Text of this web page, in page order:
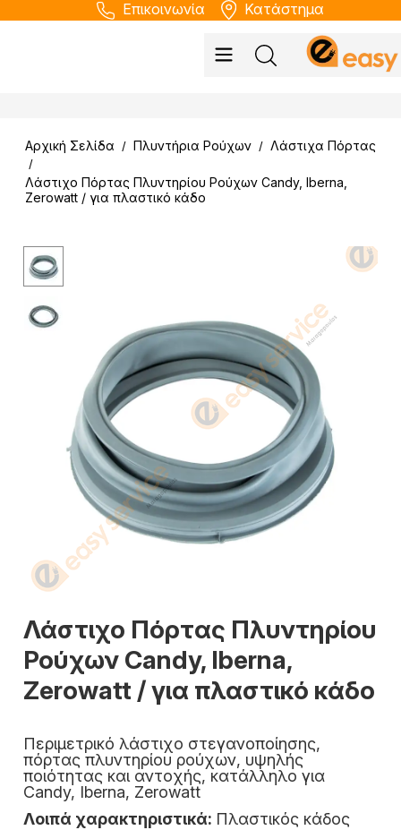
Επικοινωνία Κατάστημα
Αρχική Σελίδα / Πλυντήρια Ρούχων / Λάστιχα Πόρτας
/
Λάστιχο Πόρτας Πλυντηρίου Ρούχων Candy, Iberna,
Zerowatt / για πλαστικό κάδο
Λάστιχο Πόρτας Πλυντηρίου
Ρούχων Candy, Iberna,
Zerowatt / για πλαστικό κάδο
Περιμετρικό λάστιχο στεγανοποίησης,
πόρτας πλυντηρίου ρούχων, υψηλής
ποιότητας και αντοχής, κατάλληλο για
Candy, Iberna, Zerowatt
Λοιπά χαρακτηριστικά: Πλαστικός κάδος